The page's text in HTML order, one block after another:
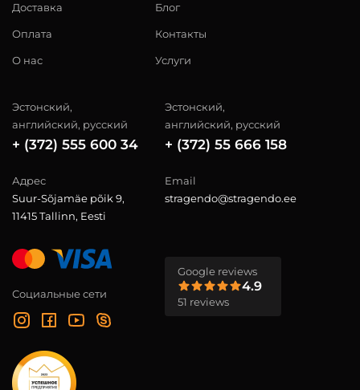
Доставка
Оплата
О нас
Блог
Контакты
Услуги
Эстонский,
английский, русский
+ (372) 555 600 34
Эстонский,
английский, русский
+ (372) 55 666 158
Адрес
Suur-Sõjamäe põik 9,
11415 Tallinn, Eesti
Email
stragendo@stragendo.ee
Социальные сети
Google reviews
4.9
51 reviews